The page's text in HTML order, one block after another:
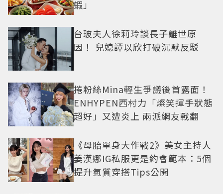
蝦」
台玻夫人徐莉玲談長子離世原
因！ 兒媳譚以欣打破沉默反駁
捲粉絲Mina輕生爭議後首露面！
ENHYPEN西村力「燦笑揮手狀態
超好」又遭炎上 兩派網友戰翻
《母胎單身大作戰2》美女主持人
姜漢娜IG私服更是約會範本：5個
提升氣質穿搭Tips公開